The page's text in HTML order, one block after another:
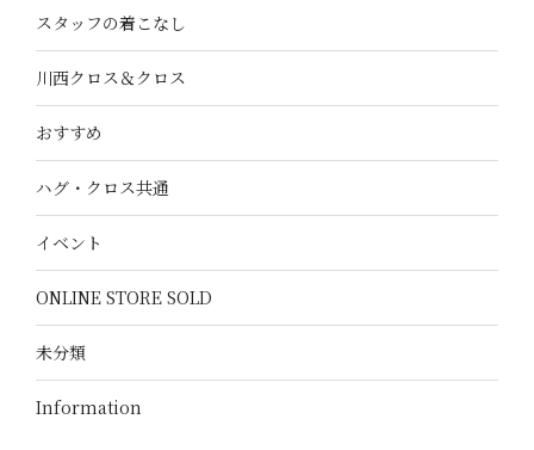
スタッフの着こなし
川西クロス＆クロス
おすすめ
ハグ・クロス共通
イベント
ONLINE STORE SOLD
未分類
Information